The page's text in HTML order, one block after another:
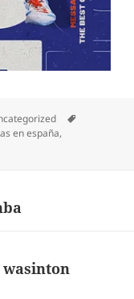
en españa,
wasinton